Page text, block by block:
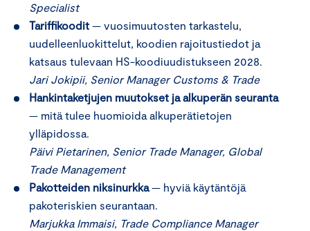
Specialist
Tariffikoodit — vuosimuutosten tarkastelu,
uudelleenluokittelut, koodien rajoitustiedot ja
katsaus tulevaan HS-koodiuudistukseen 2028.
Jari Jokipii, Senior Manager Customs & Trade
Hankintaketjujen muutokset ja alkuperän seuranta
— mitä tulee huomioida alkuperätietojen
ylläpidossa.
Päivi Pietarinen, Senior Trade Manager, Global
Trade Management
Pakotteiden niksinurkka— hyviä käytäntöjä
pakoteriskien seurantaan.
Marjukka Immaisi, Trade Compliance Manager